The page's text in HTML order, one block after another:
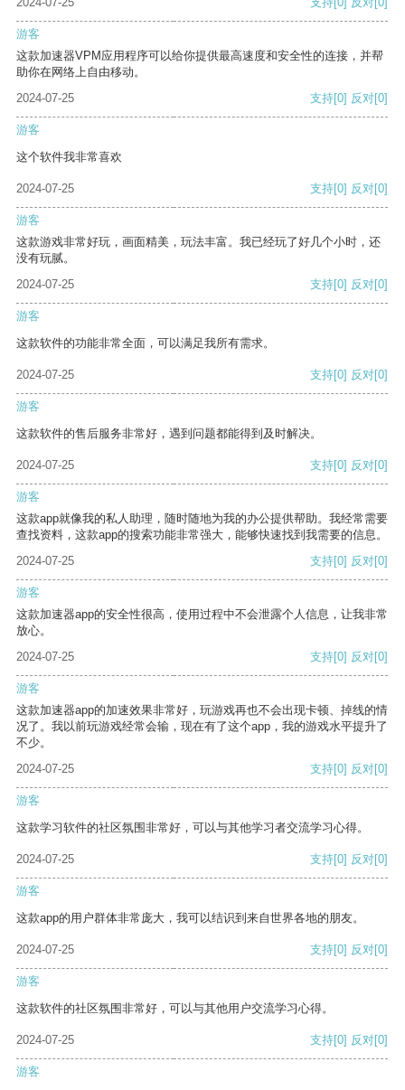
游客
这款加速器VPM应用程序可以给你提供最高速度和安全性的连接，并帮
助你在网络上自由移动。
2024-07-25
支持[0] 反对[0]
游客
这个软件我非常喜欢
2024-07-25 支持[0] 反对[0]
游客
这款游戏非常好玩，画面精美，玩法丰富。我已经玩了好几个小时，还
没有玩腻。
2024-07-25
支持[0] 反对[0]
游客
这款软件的功能非常全面，可以满足我所有需求。
2024-07-25 支持[0] 反对[0]
游客
这款软件的售后服务非常好，遇到问题都能得到及时解决。
2024-07-25 支持[0] 反对[0]
游客
这款app就像我的私人助理，随时随地为我的办公提供帮助。我经常需要
查找资料，这款app的搜索功能非常强大，能够快速找到我需要的信息。
2024-07-25
支持[0] 反对[0]
游客
这款加速器app的安全性很高，使用过程中不会泄露个人信息，让我非常
放心。
2024-07-25
支持[0] 反对[0]
游客
这款加速器app的加速效果非常好，玩游戏再也不会出现卡顿、掉线的情
况了。我以前玩游戏经常会输，现在有了这个app，我的游戏水平提升了
不少。
2024-07-25
支持[0] 反对[0]
游客
这款学习软件的社区氛围非常好，可以与其他学习者交流学习心得。
2024-07-25 支持[0] 反对[0]
游客
这款app的用户群体非常庞大，我可以结识到来自世界各地的朋友。
2024-07-25 支持[0] 反对[0]
游客
这款软件的社区氛围非常好，可以与其他用户交流学习心得。
2024-07-25 支持[0] 反对[0]
游客